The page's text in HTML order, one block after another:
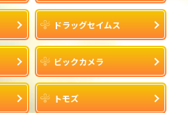
ドラッグセイムス
ビックカメラ
トモズ